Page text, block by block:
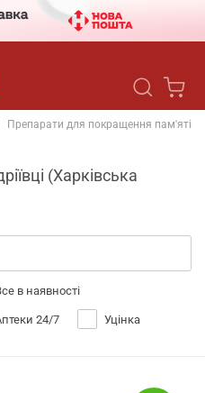
Препарати для покращення пам'яті
(Харківська
в наявності
24/7 Уцінка